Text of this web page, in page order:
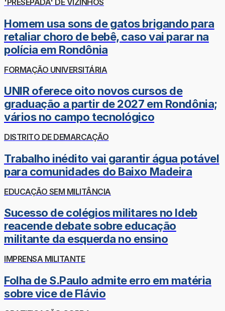
'PRESEPADA' DE VIZINHOS
Homem usa sons de gatos brigando para
retaliar choro de bebê, caso vai parar na
polícia em Rondônia
FORMAÇÃO UNIVERSITÁRIA
UNIR oferece oito novos cursos de
graduação a partir de 2027 em Rondônia;
vários no campo tecnológico
DISTRITO DE DEMARCAÇÃO
Trabalho inédito vai garantir água potável
para comunidades do Baixo Madeira
EDUCAÇÃO SEM MILITÂNCIA
Sucesso de colégios militares no Ideb
reacende debate sobre educação
militante da esquerda no ensino
IMPRENSA MILITANTE
Folha de S.Paulo admite erro em matéria
sobre vice de Flávio